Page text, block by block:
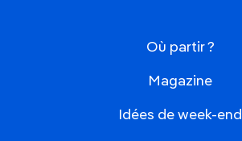
Où partir ?
Magazine
Idées de week-end